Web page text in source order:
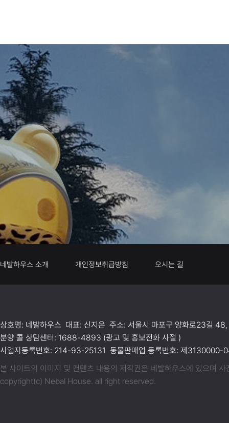
네발하우스 소개 개인정보취급방침 오시는 길
상호명: 네발하우스 대표: 신지은 주소: 서울시 마포구 양화로23길
분양 콜 상담센터: 1688-4893 (광고 및 홍보전화 사절 )
사업자등록번호: 214-93-25131 동물판매업 등록번호: 제
본 사이트의 이미지 및 컨텐츠 내용의 저작권은 네발하우스에 있으며
copyright(c) Nebal House. all right reserved.